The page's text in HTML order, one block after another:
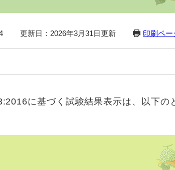
更新日：2026年3月31日更新 印刷ペー
に基づく試験結果表示は、以下の